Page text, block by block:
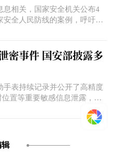
相关，国家安全机关公布4
全人民防线的案例，呼吁大
密事件 国安部披露多
表持续记录并公开了高精度
置等重要敏感信息泄露，给
损失，也让智能穿戴设备的
国家安全部今天发布安全提示
辑